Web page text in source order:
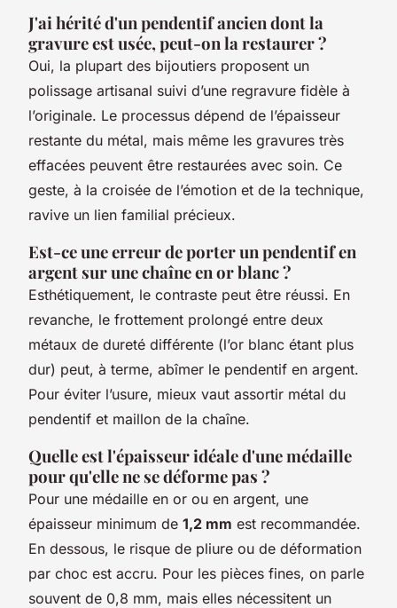
J'ai hérité d'un pendentif ancien dont la
gravure est usée, peut-on la restaurer ?
Oui, la plupart des bijoutiers proposent un
polissage artisanal suivi d’une regravure fidèle à
l’originale. Le processus dépend de l’épaisseur
restante du métal, mais même les gravures très
effacées peuvent être restaurées avec soin. Ce
geste, à la croisée de l’émotion et de la technique,
ravive un lien familial précieux.
Est-ce une erreur de porter un pendentif en
argent sur une chaîne en or blanc ?
Esthétiquement, le contraste peut être réussi. En
revanche, le frottement prolongé entre deux
métaux de dureté différente (l’or blanc étant plus
dur) peut, à terme, abîmer le pendentif en argent.
Pour éviter l’usure, mieux vaut assortir métal du
pendentif et maillon de la chaîne.
Quelle est l'épaisseur idéale d'une médaille
pour qu'elle ne se déforme pas ?
Pour une médaille en or ou en argent, une
épaisseur minimum de 1,2 mm est recommandée.
En dessous, le risque de pliure ou de déformation
par choc est accru. Pour les pièces fines, on parle
souvent de 0,8 mm, mais elles nécessitent un